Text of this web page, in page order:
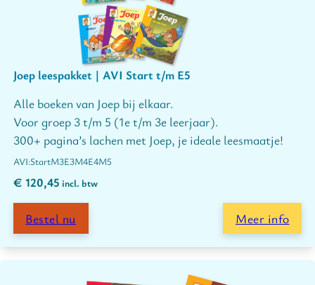
Joep leespakket | AVI Start t/m E5
Alle boeken van Joep bij elkaar.
Voor groep 3 t/m 5 (1e t/m 3e leerjaar).
300+ pagina’s lachen met Joep, je ideale leesmaatje!
StartM3E3M4E4M5
€ 120,45 incl. btw
Bestel nu Meer info